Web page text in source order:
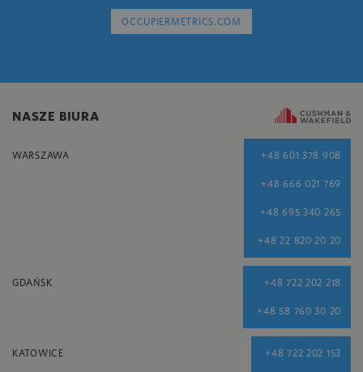
OCCUPIERMETRICS.COM
NASZE BIURA
WARSZAWA +48 601 378 908
+48 666 021 769
+48 695 340 265
+48 22 820 20 20
GDAŃSK +48 722 202 218
+48 58 760 30 20
KATOWICE +48 722 202 153